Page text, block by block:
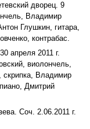
дворец. 9
Владимир
Глушкин, гитара,
контрабас.
апреля 2011 г.
виолончель,
скрипка, Владимир
Дмитрий
Соч. 2.06.2011 г.